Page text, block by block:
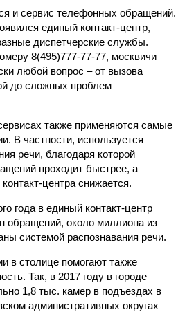
и сервис телефонных обращений.
единый контакт-центр,
диспетчерские службы.
8(495)777-77-77, москвичи
любой вопрос – от вызова
до сложных проблем
также применяются самые
В частности, используется
речи, благодаря которой
проходит быстрее, а
центра снижается.
года в единый контакт-центр
обращений, около миллиона из
системой распознавания речи.
в столице помогают также
Так, в 2017 году в городе
1,8 тыс. камер в подъездах в
административных округах